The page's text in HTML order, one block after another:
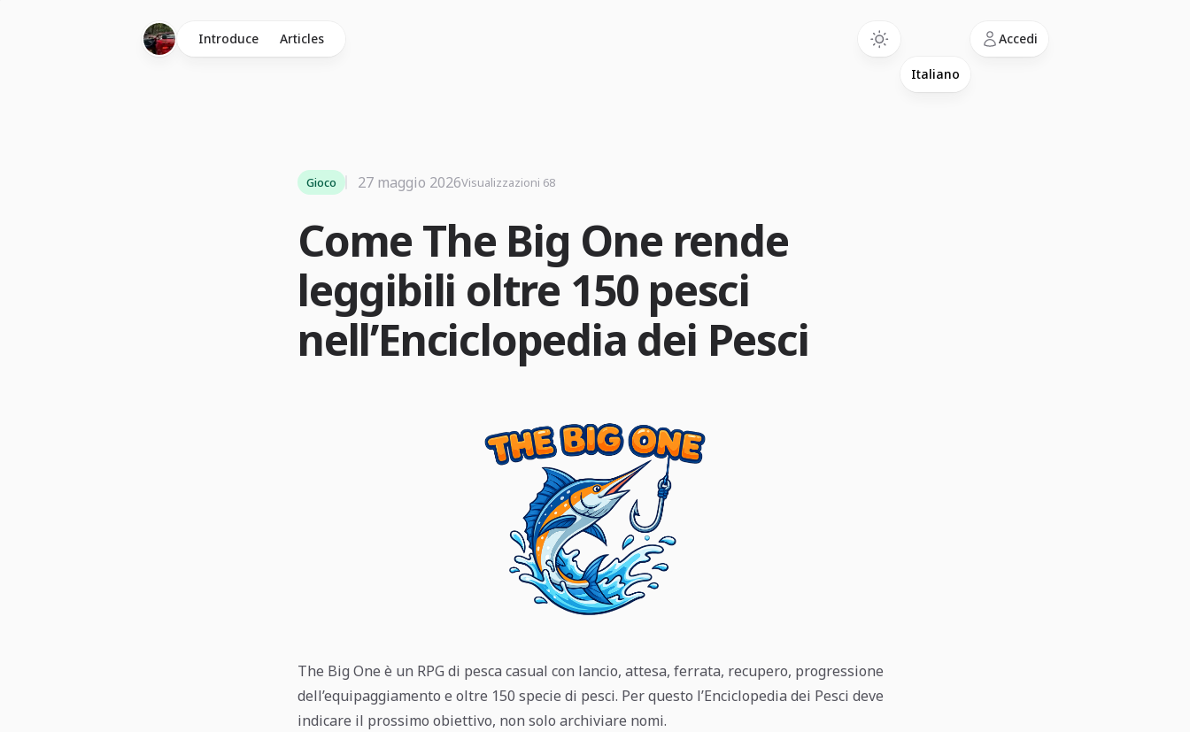
Introduce Articles Accedi
Come The Big One rende
leggibili oltre 150 pesci
nell’Enciclopedia dei Pesci
Gioco 27 maggio 2026Visualizzazioni 68
The Big One è un RPG di pesca casual con lancio, attesa, ferrata, recupero, progressione
dell’equipaggiamento e oltre 150 specie di pesci. Per questo l’Enciclopedia dei Pesci deve
indicare il prossimo obiettivo, non solo archiviare nomi.